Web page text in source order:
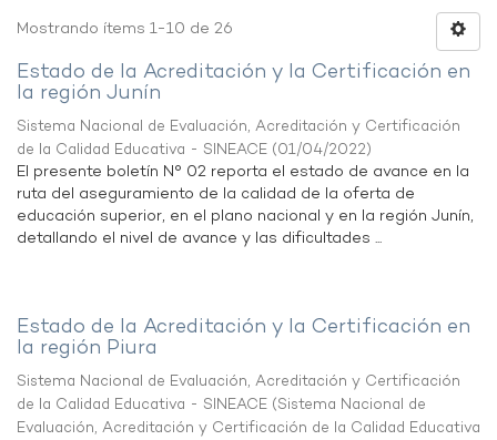
Mostrando ítems 1-10 de 26
Estado de la Acreditación y la Certificación en
la región Junín
Sistema Nacional de Evaluación, Acreditación y Certificación
de la Calidad Educativa - SINEACE (01/04/2022)
El presente boletín N° 02 reporta el estado de avance en la
ruta del aseguramiento de la calidad de la oferta de
educación superior, en el plano nacional y en la región Junín,
detallando el nivel de avance y las dificultades ...
Estado de la Acreditación y la Certificación en
la región Piura
Sistema Nacional de Evaluación, Acreditación y Certificación
de la Calidad Educativa - SINEACE (Sistema Nacional de
Evaluación, Acreditación y Certificación de la Calidad Educativa